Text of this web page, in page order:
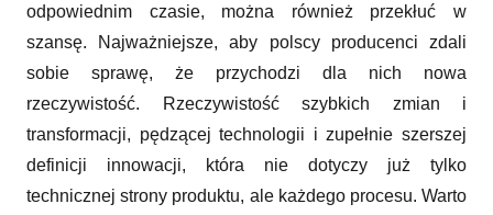
odpowiednim czasie, można również przekłuć w
szansę. Najważniejsze, aby polscy producenci zdali
sobie sprawę, że przychodzi dla nich nowa
rzeczywistość. Rzeczywistość szybkich zmian i
transformacji, pędzącej technologii i zupełnie szerszej
definicji innowacji, która nie dotyczy już tylko
technicznej strony produktu, ale każdego procesu. Warto